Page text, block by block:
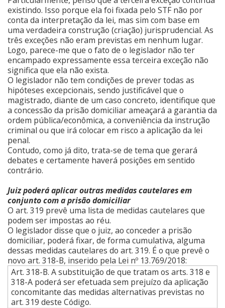
existindo. Isso porque ela foi fixada pelo STF não por
conta da interpretação da lei, mas sim com base em
uma verdadeira construção (criação) jurisprudencial. As
três exceções não eram previstas em nenhum lugar.
Logo, parece-me que o fato de o legislador não ter
encampado expressamente essa terceira exceção não
significa que ela não exista.
O legislador não tem condições de prever todas as
hipóteses excepcionais, sendo justificável que o
magistrado, diante de um caso concreto, identifique que
a concessão da prisão domiciliar ameaçará a garantia da
ordem pública/econômica, a conveniência da instrução
criminal ou que irá colocar em risco a aplicação da lei
penal.
Contudo, como já dito, trata-se de tema que gerará
debates e certamente haverá posições em sentido
contrário.
Juiz poderá aplicar outras medidas cautelares em
conjunto com a prisão domiciliar
O art. 319 prevê uma lista de medidas cautelares que
podem ser impostas ao réu.
O legislador disse que o juiz, ao conceder a prisão
domiciliar, poderá fixar, de forma cumulativa, alguma
dessas medidas cautelares do art. 319. É o que prevê o
novo art. 318-B, inserido pela Lei nº 13.769/2018:
Art. 318-B. A substituição de que tratam os arts. 318 e
318-A poderá ser efetuada sem prejuízo da aplicação
concomitante das medidas alternativas previstas no
art. 319 deste Código.